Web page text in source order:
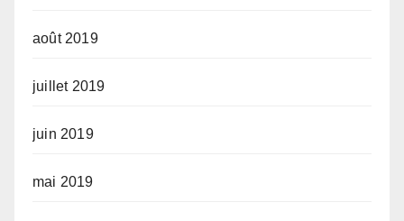
août 2019
juillet 2019
juin 2019
mai 2019